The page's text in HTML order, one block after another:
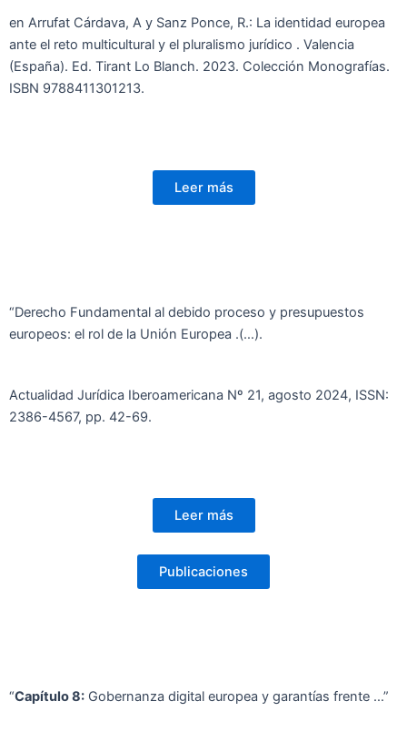
en Arrufat Cárdava, A y Sanz Ponce, R.: La identidad europea
ante el reto multicultural y el pluralismo jurídico . Valencia
(España). Ed. Tirant Lo Blanch. 2023. Colección Monografías.
ISBN 9788411301213.
Leer más
“Derecho Fundamental al debido proceso y presupuestos
europeos: el rol de la Unión Europea .(…).
Actualidad Jurídica Iberoamericana Nº 21, agosto 2024, ISSN:
2386-4567, pp. 42-69.
Leer más
Publicaciones
“Capítulo 8: Gobernanza digital europea y garantías frente …”